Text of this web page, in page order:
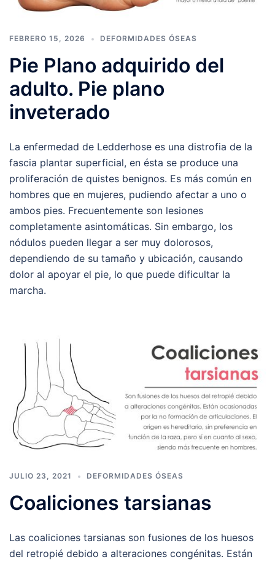
FEBRERO 15, 2026 DEFORMIDADES ÓSEAS
Pie Plano adquirido del
adulto. Pie plano
inveterado
La enfermedad de Ledderhose es una distrofia de la
fascia plantar superficial, en ésta se produce una
proliferación de quistes benignos. Es más común en
hombres que en mujeres, pudiendo afectar a uno o
ambos pies. Frecuentemente son lesiones
completamente asintomáticas. Sin embargo, los
nódulos pueden llegar a ser muy dolorosos,
dependiendo de su tamaño y ubicación, causando
dolor al apoyar el pie, lo que puede dificultar la
marcha.
JULIO 23, 2021 DEFORMIDADES ÓSEAS
Coaliciones tarsianas
Las coaliciones tarsianas son fusiones de los huesos
del retropié debido a alteraciones congénitas. Están